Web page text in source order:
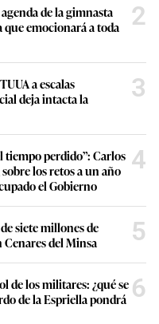
de la gimnasta
emocionará a toda
2
a escalas
deja intacta la
3
tiempo perdido”: Carlos
los retos a un año
el Gobierno
4
siete millones de
del Minsa
5
de los militares: ¿qué se
de la Espriella pondrá 6